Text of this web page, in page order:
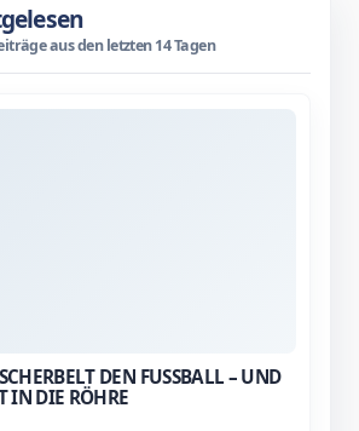
aus den letzten 14 Tagen
DEN FUSSBALL – UND D
IN DIE RÖHRE